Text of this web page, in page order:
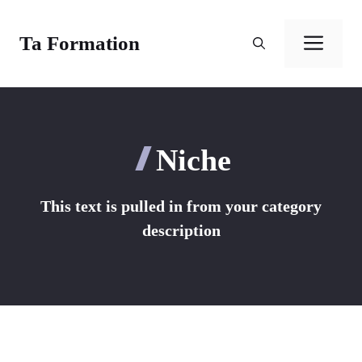
contenuTa Formation
Niche
This text is pulled in from your category
description